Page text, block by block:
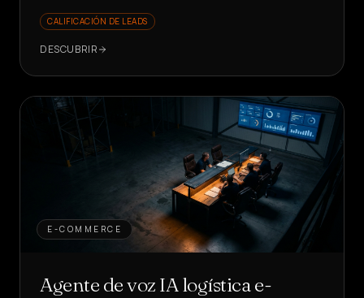
CALIFICACIÓN DE LEADS
DESCUBRIR
E-COMMERCE
Agente de voz IA logística e-